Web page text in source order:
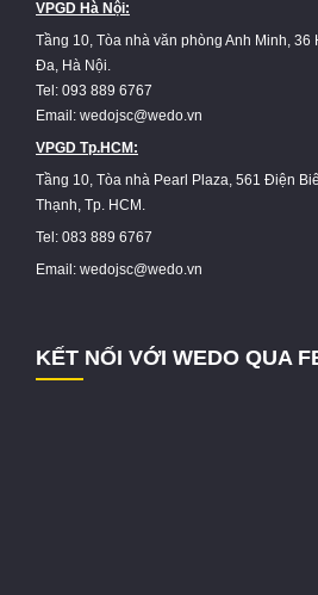
VPGD Hà Nội:
Tầng 10, Tòa nhà văn phòng Anh Minh,
Đa, Hà Nội.
Tel: 093 889 6767
Email: wedojsc@wedo.vn
VPGD Tp.HCM:
Tầng 10, Tòa nhà Pearl Plaza, 561 Điện
Thạnh, Tp. HCM.
Tel: 083 889 6767
Email: wedojsc@wedo.vn
KẾT NỐI VỚI WEDO QUA